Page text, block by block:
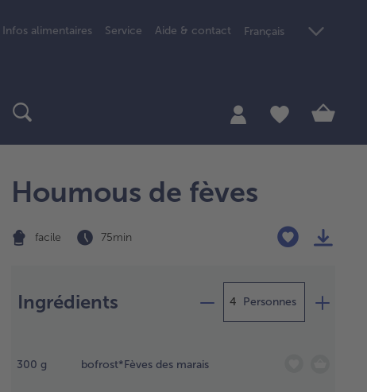
Infos alimentaires Service Aide & contact Français
Houmous de fèves
facile 75 min
Ingrédients Personnes
300 g bofrost*Fèves des marais
et 1/2 CC